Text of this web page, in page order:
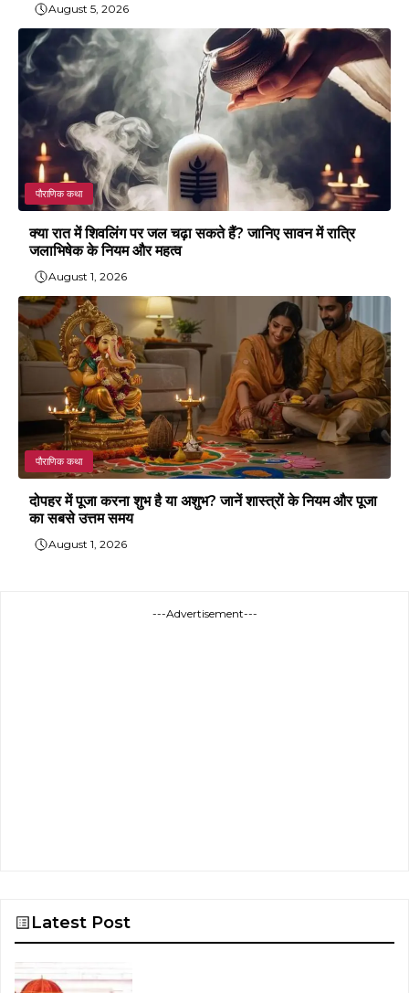
August 5, 2026
पौराणिक कथा
क्या रात में शिवलिंग पर जल चढ़ा सकते हैं? जानिए सावन में रात्रि
जलाभिषेक के नियम और महत्व
August 1, 2026
पौराणिक कथा
दोपहर में पूजा करना शुभ है या अशुभ? जानें शास्त्रों के नियम और पूजा
का सबसे उत्तम समय
August 1, 2026
---Advertisement---
Latest Post